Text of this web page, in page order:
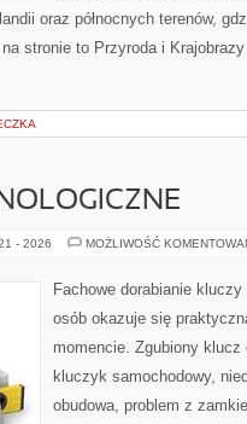
oraz północnych terenów,
stronie to Przyroda i
- 2026 MOŻLIWOŚĆ
Fachowe dorabianie
osób okazuje się
momencie. Zgubiony
kluczyk samochodowy,
obudowa, problem z